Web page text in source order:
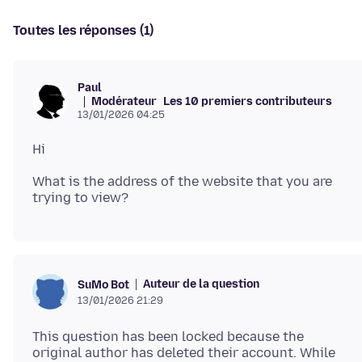
Toutes les réponses (1)
Paul
Modérateur Les 10 premiers contributeurs
13/01/2026 04:25
What is the address of the website that you are
SuMo Bot Auteur de la question
13/01/2026 21:29
This question has been locked because the
original author has deleted their account. While